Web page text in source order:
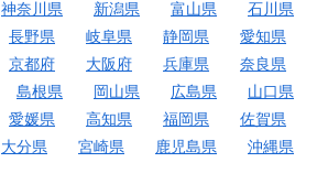
神奈川県 新潟県 富山県
石川県
長野県 岐阜県 静岡県
愛知県
京都府 大阪府 兵庫県
奈良県
島根県 岡山県 広島県
山口県
愛媛県 高知県 福岡県
佐賀県
大分県 宮崎県 鹿児島県 沖縄県